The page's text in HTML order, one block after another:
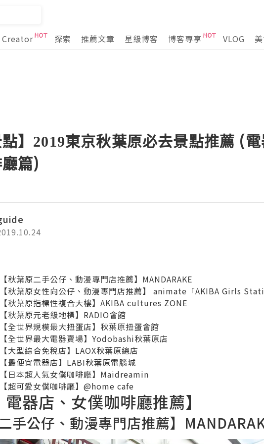
Creator 探索 推薦文章 星級博客 博客專享 VLOG
點】2019東京秋葉原必去景點推薦 (
篇)
【秋葉原二手公仔、動漫專門店推薦】MANDARAKE
【秋葉原女性向公仔、動漫專門店推薦】 animate「AKIBA Girls
【秋葉原指標性複合大樓】AKIBA cultures ZONE
【秋葉原元老級地標】RADIO會館
【全世界規模最大扭蛋店】秋葉原扭蛋會館
【全世界最大電器賣場】Yodobashi秋葉原店
【大型綜合免稅店】LAOX秋葉原總店
【最便宜電器店】LABI秋葉原電腦城
【日本超人氣女僕咖啡廳】Maidreamin
【超可愛女僕咖啡廳】@home cafe
電器店、女僕咖啡廳推薦】
二手公仔、動漫專門店推薦】